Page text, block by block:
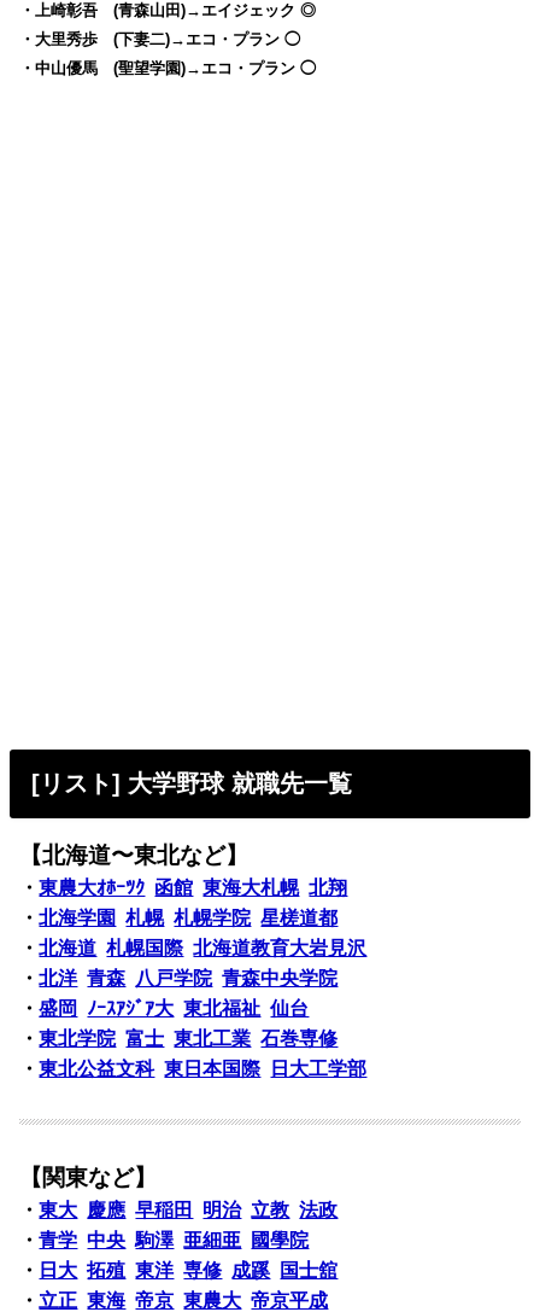
・上崎彰吾 (青森山田)→エイジェック ◎
・大里秀歩 (下妻二)→エコ・プラン ◯
・中山優馬 (聖望学園)→エコ・プラン ◯
[リスト] 大学野球 就職先一覧
【北海道〜東北など】
・東農大ｵﾎｰﾂｸ 函館 東海大札幌 北翔
・北海学園 札幌 札幌学院 星槎道都
・北海道 札幌国際 北海道教育大岩見沢
・北洋 青森 八戸学院 青森中央学院
・盛岡 ﾉｰｽｱｼﾞｱ大 東北福祉 仙台
・東北学院 富士 東北工業 石巻専修
・東北公益文科 東日本国際 日大工学部
【関東など】
・東大 慶應 早稲田 明治 立教 法政
・青学 中央 駒澤 亜細亜
國學院
・ 日大 拓殖 東洋 専修 成蹊
国士舘
・ 立正 東海 帝京 東農大 帝京平成